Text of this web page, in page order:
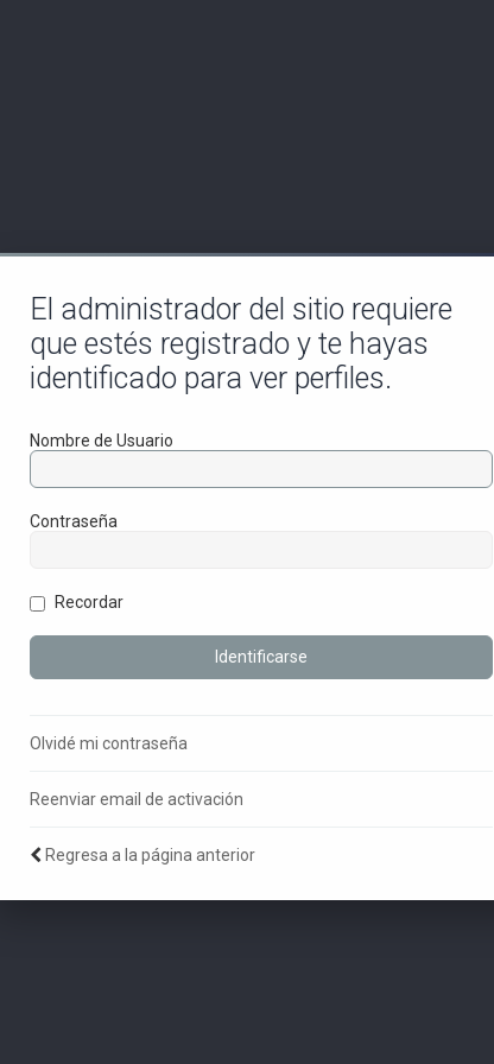
El administrador del sitio requiere
que estés registrado y te hayas
identificado para ver perfiles.
Nombre de Usuario
Contraseña
Recordar
Olvidé mi contraseña
Reenviar email de activación
Regresa a la página anterior